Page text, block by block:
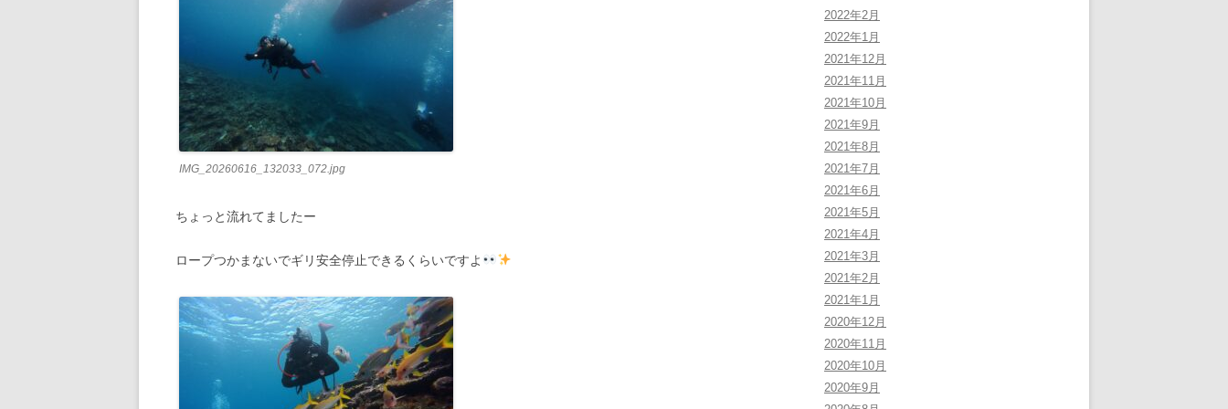
IMG_20260616_132033_072.jpg
ちょっと流れてましたー
ロープつかまないでギリ安全停止できるくらいですよ
2022年2月
2022年1月
2021年12月
2021年11月
2021年10月
2021年9月
2021年8月
2021年7月
2021年6月
2021年5月
2021年4月
2021年3月
2021年2月
2021年1月
2020年12月
2020年11月
2020年10月
2020年9月